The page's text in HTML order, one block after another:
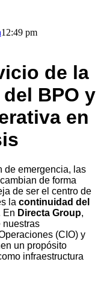
12:49 pm
de la
BPO y
en
de emergencia, las
de forma
de ser el centro de
la continuidad del
En Directa Group,
nuestras
(CIO) y
un propósito
infraestructura